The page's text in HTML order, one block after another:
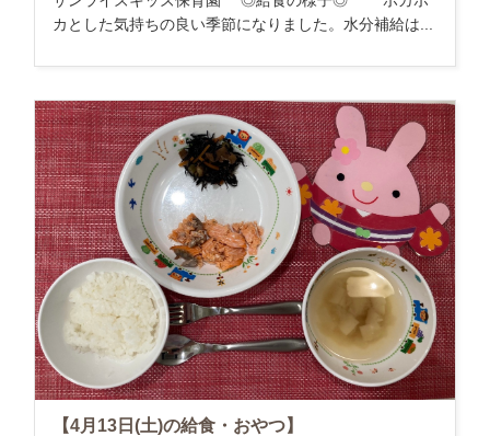
カとした気持ちの良い季節になりました。水分補給は...
【4月13日(土)の給食・おやつ】